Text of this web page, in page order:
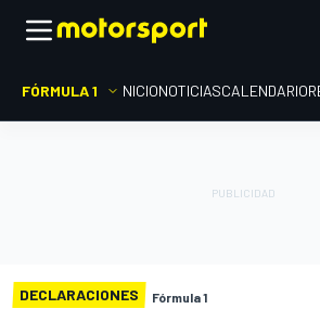
FÓRMULA 1 INICIONOTICIASCALENDARIO
DECLARACIONES Fórmula 1